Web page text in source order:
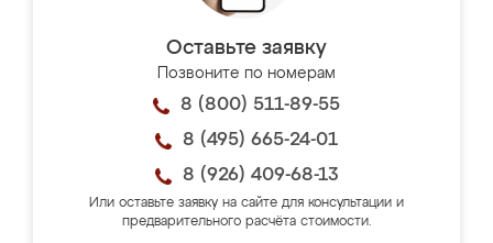
Оставьте заявку
Позвоните по номерам
8 (800) 511-89-55
8 (495) 665-24-01
8 (926) 409-68-13
Или оставьте заявку на сайте для консультации и
предварительного расчёта стоимости.